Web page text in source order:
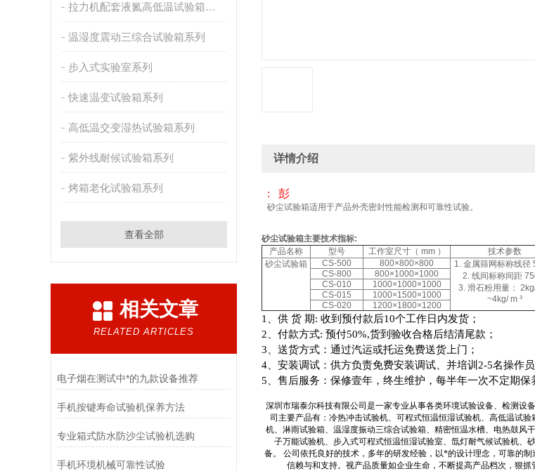
拉力机配套液氮高低温试验箱系列
温湿度震动三综合试验箱系列
步入式实验室系列
快速温变试验箱系列
高低温交变湿热试验箱系列
紫外线耐候试验箱系列
烤箱老化试验箱系列
查看全部
相关文章
RELATED ARTICLES
电子烟在测试中*的九款设备推荐
手机按键寿命试验机保养方法
专业箱式防水防沙尘试验机选购
手机环境机械可靠性试验
详情介绍
: 彭
砂尘试验箱适用于产品外壳密封性能检测和可靠性试验。
砂尘试验箱主要技术指标:
产品名称
型号 工作室尺寸（ mm ） 技术参数
砂尘试验箱
CS-500 800×800×800
1. 金属筛网标称线径
2. 线间标称间距
3. 滑石粉用量：
~4kg/ m ³
CS-800
800×1000×1000
CS-010
1000×1000×1000
CS-015
1000×1500×1000
CS-020
1200×1800×1200
1 、供 货 期: 收到预付款后10个工作日内发货；
2 、付款方式: 预付50%,货到验收合格后结清尾款；
3 、送货方式：通过汽运或托运免费送货上门；
4 、安装调试：供方负责免费安装调试、并培训 2-5名操作
5 、售后服务：保修壹年，终生维护，每半年一次不定期保
深圳市瑞泰尔科技有限公司是一家专业从事各类环境试验设备、检测设
司主要产品有：冷热冲击试验机、可程式恒温恒湿试验机、高低温试
机、淋雨试验箱、温湿度振动三综合试验箱、精密恒温水槽、电热鼓风
子万能试验机、步入式可程式恒温恒湿试验室、氙灯耐气候试验机、
备。 公司依托良好的技术，多年的研发经验，以*的设计理念，可靠的
信赖与和支持。视产品质量如企业生命，不断提高产品档次，狠